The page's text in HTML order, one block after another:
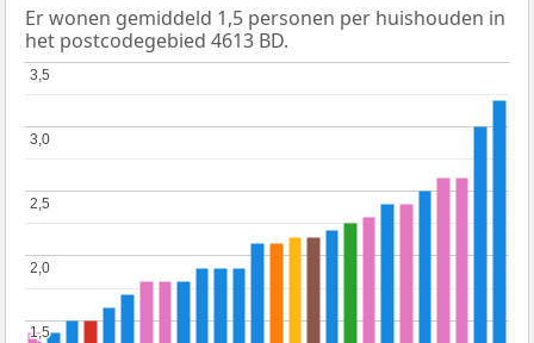
Er wonen gemiddeld 1,5 personen per huishouden in
het postcodegebied 4613 BD.
1,5
1,5
2,0
2,0
2,5
2,5
3,0
3,0
3,5
3,5